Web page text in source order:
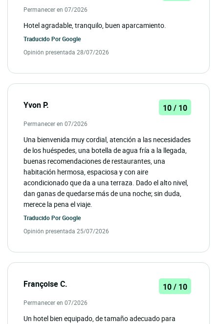
Permanecer en 07/2026
Hotel agradable, tranquilo, buen aparcamiento.
Traducido PorGoogle
Opinión presentada 28/07/2026
Yvon P. 10 / 10
Permanecer en 07/2026
Una bienvenida muy cordial, atención a las necesidades
de los huéspedes, una botella de agua fría a la llegada,
buenas recomendaciones de restaurantes, una
habitación hermosa, espaciosa y con aire
acondicionado que da a una terraza. Dado el alto nivel,
dan ganas de quedarse más de una noche; sin duda,
merece la pena el viaje.
Traducido PorGoogle
Opinión presentada 25/07/2026
Françoise C. 10 / 10
Permanecer en 07/2026
Un hotel bien equipado, de tamaño adecuado para